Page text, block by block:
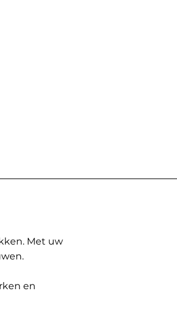
Met uw
en